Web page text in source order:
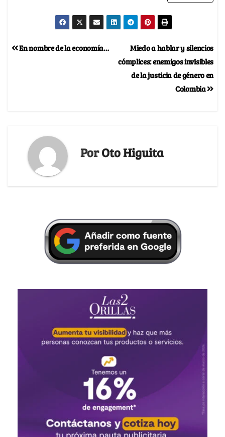
Miedo a hablar y silencios
cómplices: enemigos invisibles
de la justicia de género en
Colombia
En nombre de la economía…
PorOto Higuita